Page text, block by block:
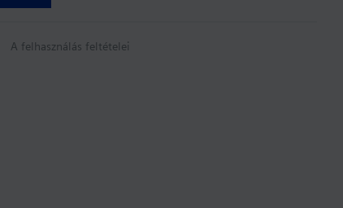
A felhasználás feltételei